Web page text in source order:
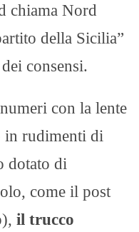
chiama Nord
della Sicilia”
dei consensi.
con la lente
in rudimenti di
dotato di
come il post
il trucco